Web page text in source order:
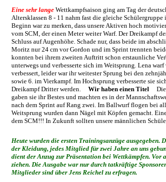
Eine sehr lange Wettkampfsaison ging am Tag der
Altersklassen 8 - 11 nahm fast die gleiche
Beginn war zu merken, dass unsere Aktiven hoch
vom SCM, der einen Meter weiter Warf. Der Dreikampf
Schluss auf Augenhöhe. Schade nur, dass beide im
Moritz nur 24 cm vor Gordon und im Sprint trennten
konnten bei ihrem zweiten Auftritt schon erstaunliche
unterwegs und verbesserte sich im Weitsprung. Lena
verbessert, leider war ihr weitester Sprung bei den
sowie 6. im Vierkampf. Im Hochsprung verbesserte sie
Dreikampf Dritter werden. Wir haben einen Titel Die
gaben sie ihr Bestes und machten es in der
nach dem Sprint auf Rang zwei. Im Ballwurf flogen bei
Weitsprung wurden dann Nägel mit Köpfen gemacht.
dem SCM!!! In Zukunft sollten unsere männlichen
Heute wurden die ersten Trainingsanzüge ausgegeben.
der Kleidung, jedes Mitglied für zwei Jahre an uns
dient der Anzug zur Präsentation bei Wettkämpfen.
ziehen. Die Ausgabe war nur durch tatkräftige
Mitglieder sind über Jens Reichel zu erfragen.